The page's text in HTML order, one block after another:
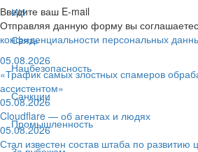
ИИ
Связь
Нацбезопасность
Санкции
Промышленность
Введите ваш E-mail
Отправляя данную форму вы
конфиденциальности персональных
05.08.2026
«Трафик самых злостных спамеров
ассистентом»
05.08.2026
Cloudflare — об агентах и людях
05.08.2026
Стал известен состав штаба по